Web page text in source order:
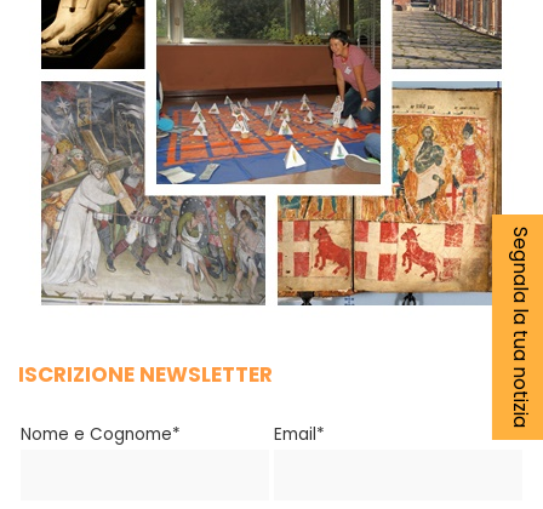
ISCRIZIONE NEWSLETTER
Nome e Cognome* Email*
Segnala la tua notizia